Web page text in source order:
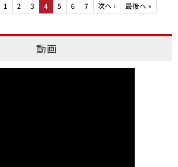
1 2 3 4 5 6 7 次へ › 最後へ »
動画